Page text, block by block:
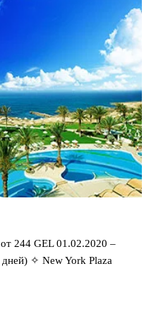
244 GEL 01.02.2020 –
✧ New York Plaza